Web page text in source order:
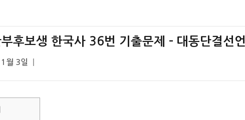
후보생 한국사 36번 기출문제 – 대동단결선언
월 3일